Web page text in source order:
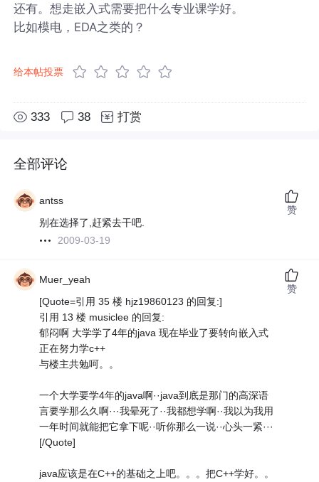
还有。想走嵌入式需要把什么专业课学好。
比如模电，EDA之类的？
给本帖投票
333 38 打赏
全部评论
antss
别在选择了,赶紧去干吧.
2009-03-19
赞
Muer_yeah
[Quote=引用 35 楼 hjz19860123 的回复:]
引用 13 楼 musiclee 的回复:
郁闷啊 大学学了4年的java 现在毕业了要转向嵌入式
正在努力学c++
与楼主共勉呵。。
一个大学要学4年的java啊··java到底是那门的高深语
言要学那么久啊···我晕死了··我都想学啊··我以为我用
一年时间就能把它拿下呢··听你那么一说··心头一紧···
[/Quote]
java应该是在C++的基础之上吧。。。把C++学好。。
赞